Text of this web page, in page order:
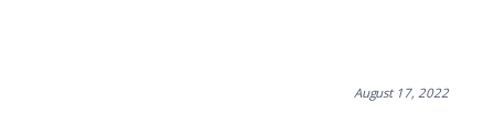
August 17, 2022